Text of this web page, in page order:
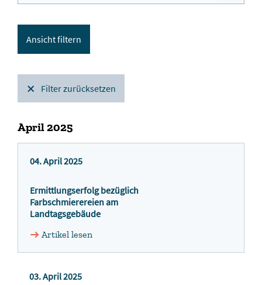
Filter zurücksetzen
April 2025
04. April 2025
Ermittlungserfolg bezüglich
Farbschmierereien am
Landtagsgebäude
Artikel lesen
03. April 2025